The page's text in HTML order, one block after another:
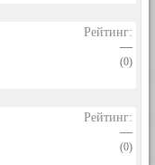
Рейтинг:
—
(0)
Рейтинг:
—
(0)